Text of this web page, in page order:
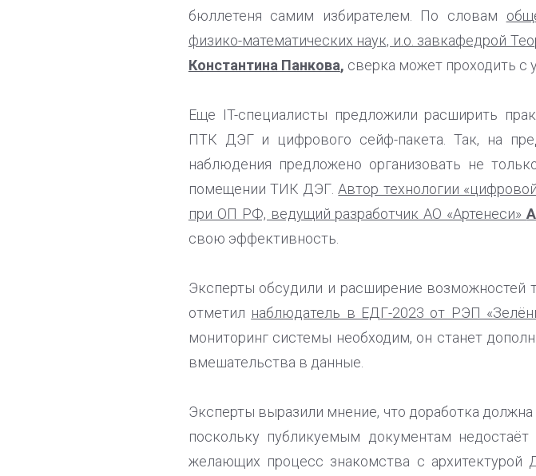
бюллетеня самим избирателем. По словам
физико-математических наук, и.о. завкафедрой
Константина Панкова, сверка может проходить с
Еще IT-специалисты предложили расширить
ПТК ДЭГ и цифрового сейф-пакета. Так, на
наблюдения предложено организовать не
помещении ТИК ДЭГ.Автор технологии
при ОП РФ, ведущий разработчик АО «Артенеси»
свою эффективность.
Эксперты обсудили и расширение возможностей
отметил наблюдатель в ЕДГ-2023 от РЭП
мониторинг системы необходим, он станет
вмешательства в данные.
Эксперты выразили мнение, что доработка
поскольку публикуемым документам
желающих процесс знакомства с